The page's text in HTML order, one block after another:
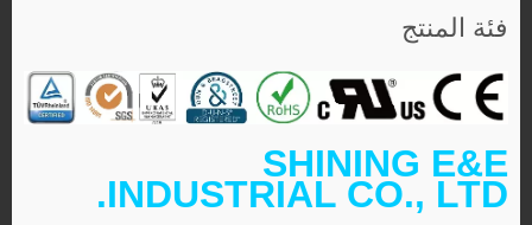
فئة المنتج
SHINING E&E
INDUSTRIAL CO., LTD.